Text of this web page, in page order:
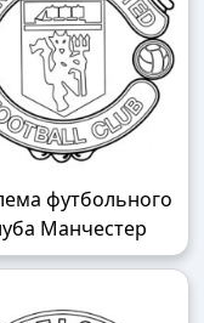
футбольного
Манчестер